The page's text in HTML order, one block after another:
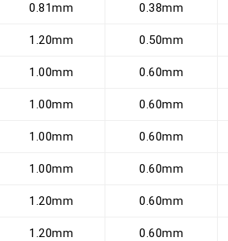
0.81mm 0.38mm
1.20mm 0.50mm
1.00mm 0.60mm
1.00mm 0.60mm
1.00mm 0.60mm
1.00mm 0.60mm
1.20mm 0.60mm
1.20mm 0.60mm